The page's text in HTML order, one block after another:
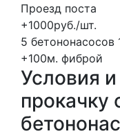
Проезд поста
+1000руб./шт.
5 бетононасосов
+100м. фиброй
Условия
прокачку